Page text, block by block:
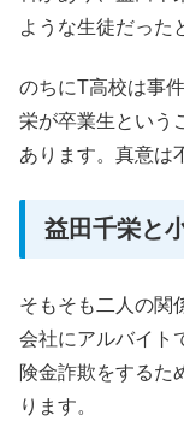
ような生徒だった
のちにT高校は事
栄が卒業生という
あります。真意は
益田千栄と
そもそも二人の関
会社にアルバイト
険金詐欺をするた
ります。